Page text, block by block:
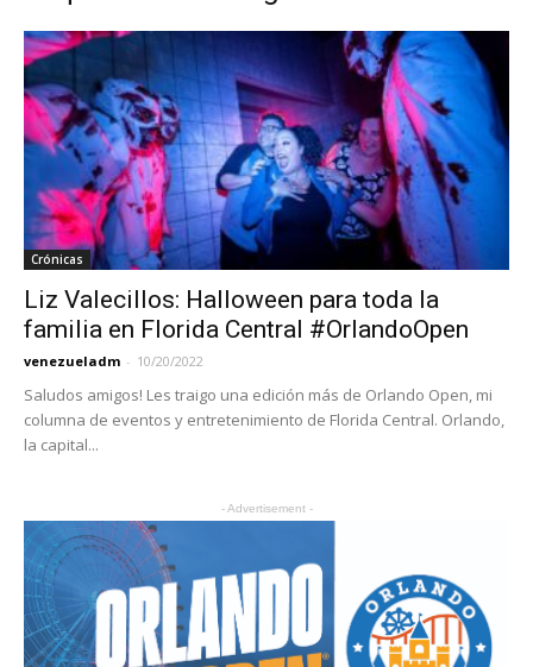
Crónicas
Liz Valecillos: Halloween para toda la
familia en Florida Central #OrlandoOpen
venezueladm - 10/20/2022
Saludos amigos! Les traigo una edición más de Orlando Open, mi
columna de eventos y entretenimiento de Florida Central. Orlando,
la capital...
- Advertisement -